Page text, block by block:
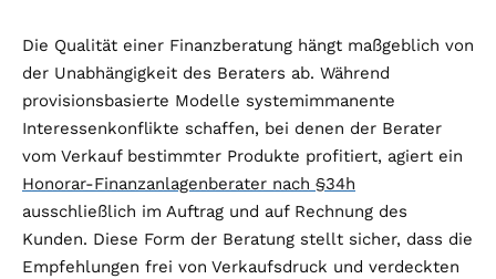
Die Qualität einer Finanzberatung hängt maßgeblich von
der Unabhängigkeit des Beraters ab. Während
provisionsbasierte Modelle systemimmanente
Interessenkonflikte schaffen, bei denen der Berater
vom Verkauf bestimmter Produkte profitiert, agiert ein
Honorar-Finanzanlagenberater nach §34h
ausschließlich im Auftrag und auf Rechnung des
Kunden. Diese Form der Beratung stellt sicher, dass die
Empfehlungen frei von Verkaufsdruck und verdeckten